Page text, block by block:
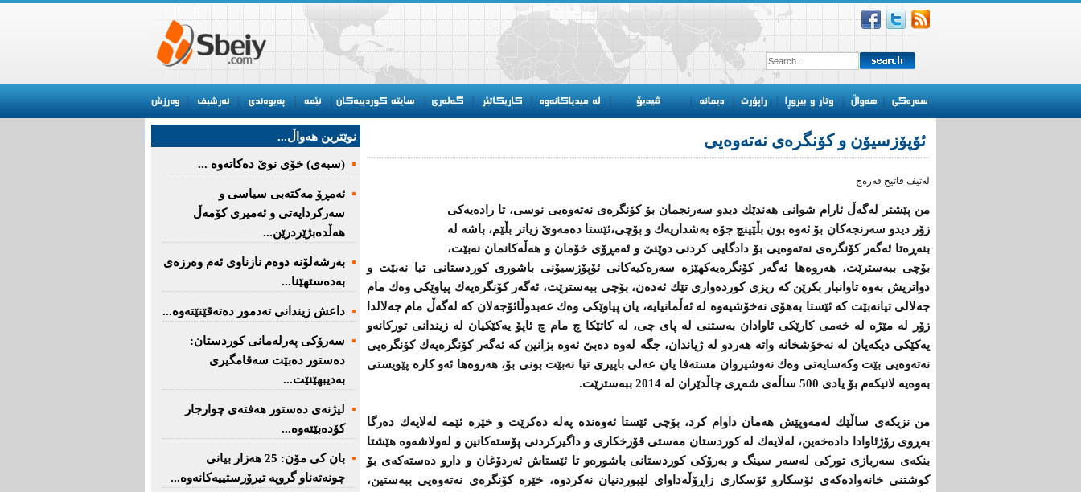
ئۆپۆزسیۆن و كۆنگره‌ی‌ نه‌ته‌وه‌یی‌
له‌تیف فاتیح فه‌ره‌ج
من پێشتر له‌گه‌ڵ ئارام شوانی‌ هه‌ندێك دیدو سه‌رنجمان بۆ كۆنگره‌ی‌ نه‌ته‌وه‌یی‌ نوسی‌، تا راده‌یه‌كی‌
زۆر دیدو سه‌رنجه‌كان بۆ ئه‌وه‌ بون بڵێینچ جۆه‌ به‌شداریه‌ك و بۆچی‌،ئێستا ده‌مه‌وێ‌ زیاتر بڵێم، باشه‌ له‌
بنه‌ڕه‌تا ئه‌گه‌ر كۆنگره‌ی‌ نه‌ته‌وه‌یی‌ بۆ دادگایی‌ كردنی‌ دوێنێ‌ و ئه‌مڕۆی‌ خۆمان و هه‌ڵه‌كانمان نه‌بێت،
بۆچی‌ ببه‌سترێت، هه‌روه‌ها ئه‌گه‌ر كۆنگره‌یه‌كهێزه‌ سه‌ره‌كیه‌كانی‌ ئۆپۆزسیۆنی‌ باشوری‌ كوردستانی‌ تیا نه‌بێت و
دواتریش به‌وه‌ تاوانبار بكرێن كه‌ ریزی‌ كورده‌واری‌ تێك ئه‌ده‌ن، بۆچی‌ ببه‌سترێت، ئه‌گه‌ر كۆنگره‌یه‌ك پیاوێكی‌ وه‌ك مام
جه‌لالی‌ تیانه‌بێت كه‌ ئێستا به‌هۆی‌ نه‌خۆشیه‌وه‌ له‌ ئه‌ڵمانیایه‌، یان پیاوێكی‌ وه‌ك عه‌بدوڵائۆجەلان كه‌ له‌گه‌ڵ مام جه‌لالدا
زۆر له‌ مێژه‌ له‌ خه‌می‌ كارێكی‌ ئاوادان به‌ستنی‌ له‌ پای‌ چی‌، له‌ كاتێكا چ مام چ ئاپۆ یه‌كێكیان له‌ زیندانی‌ توركانه‌و
یه‌كێكی‌ دیكه‌یان له‌ نه‌خۆشخانه‌ واته‌ هه‌ردو له‌ ژیاندان، جگه‌ له‌وه‌ ده‌بێ‌ ئه‌وه‌ بزانین كه‌ ئه‌گه‌ر كۆنگره‌یه‌ك كۆنگره‌یی‌
نه‌ته‌وه‌یی‌ بێت وكه‌سایه‌تی‌ وه‌ك نه‌وشیروان مسته‌فا یان عه‌لی‌ باپیری‌ تیا نه‌بێت بونی‌ بۆ، هه‌روه‌ها ئه‌و كاره‌ پێویستی‌
به‌وه‌یه‌ لانیكه‌م بۆ یادی‌ 500 ساڵه‌ی‌ شه‌ڕی‌ چاڵدێران له‌ 2014 ببه‌سترێت.
من نزیكه‌ی‌ ساڵێك له‌مه‌وپێش هه‌مان داوام كرد، بۆچی‌ ئێستا ئه‌وه‌نده‌ په‌له‌ ده‌كرێت و خێره‌ ئێمه‌ له‌لایه‌ك ده‌رگا
به‌ڕوی‌ رۆژئاوادا داده‌خه‌ین، له‌لایه‌ك له‌ كوردستان مه‌ستی‌ قۆرخكاری‌ و داگیركردنی‌ پۆسته‌كانین و له‌ولاشه‌وه‌ هێشتا
بنكه‌ی‌ سه‌ربازی‌ توركی‌ له‌سه‌ر سینگ و به‌رۆكی‌ كوردستانی‌ باشوره‌و تا ئێستاش ئه‌ردۆغان و دارو ده‌سته‌كه‌ی‌ بۆ
كوشتنی‌ خانه‌واده‌كه‌ی‌ ئۆسكارو ئۆسكاری‌ زاڕۆڵه‌داوای‌ لێبوردنیان نه‌كردوه‌، خێره‌ كۆنگره‌ی‌ نه‌ته‌وه‌یی‌ ببه‌ستین،
نوێترین هه‌واڵ...
(سبەى) خۆى نوێ دەکاتەوە ...
ئه‌مڕۆ مه‌كته‌بی‌ سیاسی‌ و
سه‌ركردایه‌تی‌ و ئه‌میری‌ كۆمه‌ڵ
هەڵدەبژێردرێن...
به‌رشه‌لۆنه‌ دوه‌م نازناوی ئه‌م وه‌رزه‌ی
به‌ده‌ستهێنا...
داعش زیندانی تەدمور دەتەقێنێتەوە...
سەرۆكی پەرلەمانی كوردستان:
دەستور دەبێت سەقامگیری
بەدیبهێنێت...
لیژنەی دەستور هەفتەی چوارجار
كۆدەبێتەوە...
بان كی مۆن: 25 هەزار بیانی
چونەتەناو گروپە تیرۆرستییەكانەوە...